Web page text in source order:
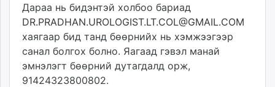
Дараа нь бидэнтэй холбоо бариад
DR.PRADHAN.UROLOGIST.LT.COL@GMAIL.COM
хаягаар бид танд бөөрнийх нь хэмжээгээр
санал болгох болно. Яагаад гэвэл манай
эмнэлэгт бөөрний дутагдалд орж,
91424323800802.